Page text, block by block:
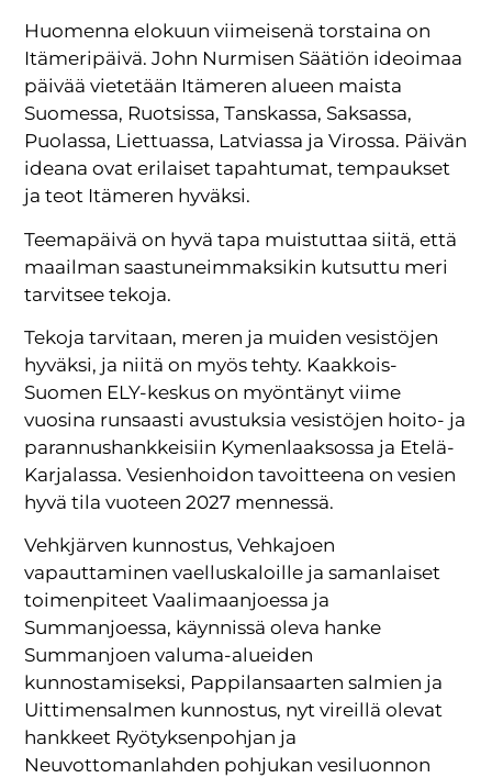
Huomenna elokuun viimeisenä torstaina on
Itämeripäivä. John Nurmisen Säätiön ideoimaa
päivää vietetään Itämeren alueen maista
Suomessa, Ruotsissa, Tanskassa, Saksassa,
Puolassa, Liettuassa, Latviassa ja Virossa. Päivän
ideana ovat erilaiset tapahtumat, tempaukset
ja teot Itämeren hyväksi.
Teemapäivä on hyvä tapa muistuttaa siitä, että
maailman saastuneimmaksikin kutsuttu meri
tarvitsee tekoja.
Tekoja tarvitaan, meren ja muiden vesistöjen
hyväksi, ja niitä on myös tehty. Kaakkois-
Suomen ELY-keskus on myöntänyt viime
vuosina runsaasti avustuksia vesistöjen hoito- ja
parannushankkeisiin Kymenlaaksossa ja Etelä-
Karjalassa. Vesienhoidon tavoitteena on vesien
hyvä tila vuoteen 2027 mennessä.
Vehkjärven kunnostus, Vehkajoen
vapauttaminen vaelluskaloille ja samanlaiset
toimenpiteet Vaalimaanjoessa ja
Summanjoessa, käynnissä oleva hanke
Summanjoen valuma-alueiden
kunnostamiseksi, Pappilansaarten salmien ja
Uittimensalmen kunnostus, nyt vireillä olevat
hankkeet Ryötyksenpohjan ja
Neuvottomanlahden pohjukan vesiluonnon